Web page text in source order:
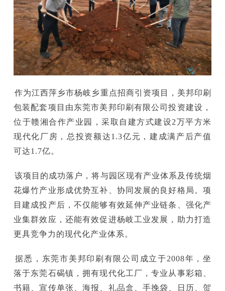
为江西萍乡市杨岐乡重点招商引资项目，美邦印刷
包装配套项目由东莞市美邦印刷有限公司投资建设，
位于赣湘合作产业园，采取自建方式建设2万平方米
现代化厂房，总投资额达1.3亿元，建成满产后产值
可达1.7亿。
项目的成功落户，将与园区现有产业体系及传统烟
花爆竹产业形成优势互补、协同发展的良好格局。项
目建成投产后，不仅能够有效延伸产业链条、强化产
业集群效应，还能有效促进杨岐工业发展，助力打造
更具竞争力的现代化产业体系。
悉，东莞市美邦印刷有限公司成立于2008年，坐
落于东莞石碣镇，拥有现代化工厂，专业从事彩箱、
书籍、宣传单张、海报、礼品盒、手挽袋、日历、贺